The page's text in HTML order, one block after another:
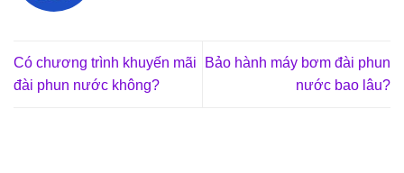
Có chương trình khuyến mãi
đài phun nước không?
Bảo hành máy bơm đài phun
nước bao lâu?